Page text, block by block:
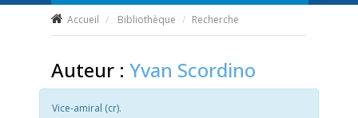
Accueil Bibliothèque Recherche
Auteur : Yvan Scordino
Vice-amiral (cr).